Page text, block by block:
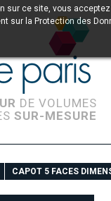
DE VOLUMES
SUR-MESURE
sur ce site, vous
sur la Protection des
CAPOT 5 FACES